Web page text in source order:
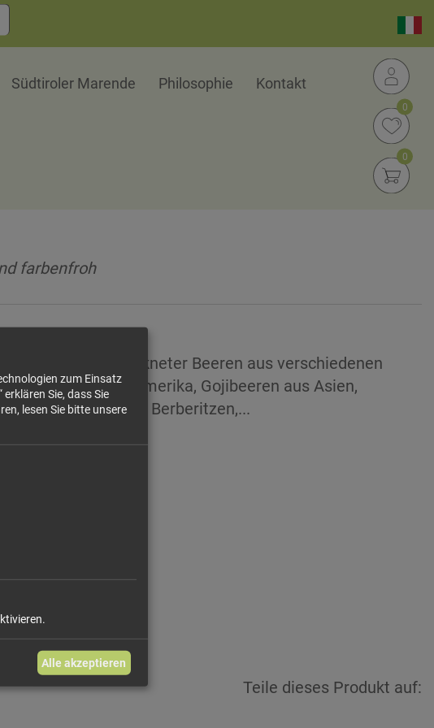
Südtiroler Marende Philosophie Kontakt
0
0
farbenfroh
Vielfalt getrockneter Beeren aus verschiedenen
Nord- und Südamerika, Gojibeeren aus Asien,
Anbau, dazu Berberitzen,...
Teile dieses Produkt auf:
zum Einsatz
Sie, dass Sie
lesen Sie bitte unsere
Alle akzeptieren